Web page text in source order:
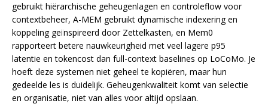
gebruikt hiërarchische geheugenlagen en controleflow voor
contextbeheer, A-MEM gebruikt dynamische indexering en
koppeling geïnspireerd door Zettelkasten, en Mem0
rapporteert betere nauwkeurigheid met veel lagere p95
latentie en tokencost dan full-context baselines op LoCoMo. Je
hoeft deze systemen niet geheel te kopiëren, maar hun
gedeelde les is duidelijk. Geheugenkwaliteit komt van selectie
en organisatie, niet van alles voor altijd opslaan.